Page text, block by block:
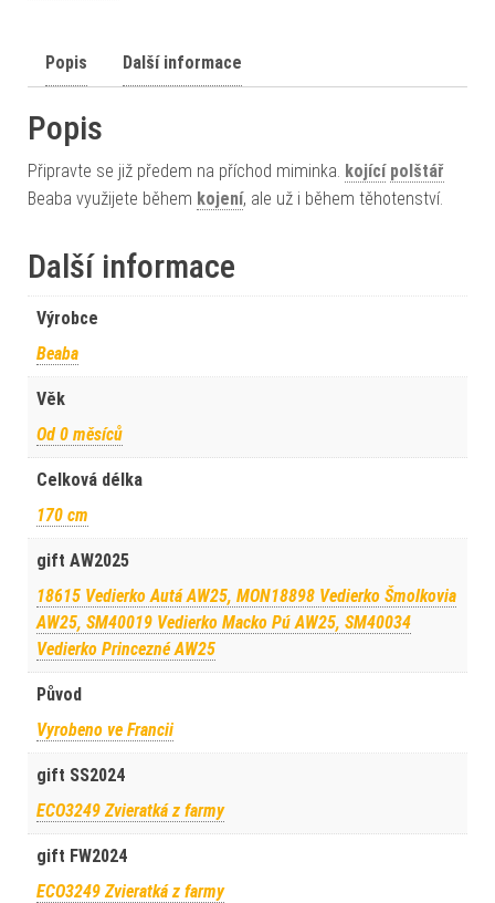
Popis Další informace
Popis
Připravte se již předem na příchod miminka. kojící polštář
Beaba využijete během kojení, ale už i během těhotenství.
Další informace
Výrobce
Beaba
Věk
Od 0 měsíců
Celková délka
170 cm
gift AW2025
18615 Vedierko Autá AW25, MON18898 Vedierko Šmolkovia
AW25, SM40019 Vedierko Macko Pú AW25, SM40034
Vedierko Princezné AW25
Původ
Vyrobeno ve Francii
gift SS2024
ECO3249 Zvieratká z farmy
gift FW2024
ECO3249 Zvieratká z farmy